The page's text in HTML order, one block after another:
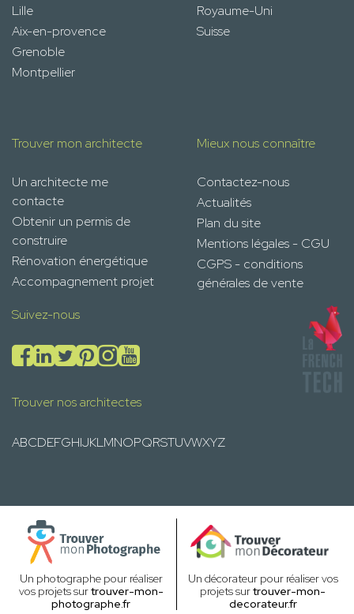
Lille
Aix-en-provence
Grenoble
Montpellier
Royaume-Uni
Suisse
Trouver mon architecte
Un architecte me
contacte
Obtenir un permis de
construire
Rénovation énergétique
Accompagnement projet
Mieux nous connaître
Contactez-nous
Actualités
Plan du site
Mentions légales - CGU
CGPS - conditions
générales de vente
Suivez-nous
Trouver nos architectes
ABCDEFGHIJKLMNOPQRSTUVWXYZ
Un photographe pour réaliser
vos projets surtrouver-mon-
photographe.fr
Un décorateur pour réaliser vos
projets surtrouver-mon-
decorateur.fr